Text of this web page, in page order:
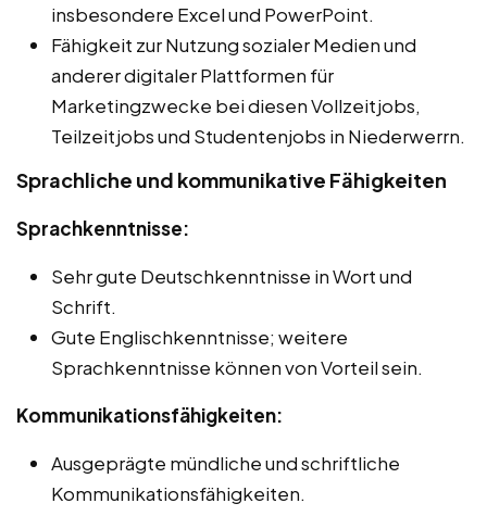
insbesondere Excel und PowerPoint.
Fähigkeit zur Nutzung sozialer Medien und
anderer digitaler Plattformen für
Marketingzwecke bei diesen Vollzeitjobs,
Teilzeitjobs und Studentenjobs in Niederwerrn.
Sprachliche und kommunikative Fähigkeiten
Sprachkenntnisse:
Sehr gute Deutschkenntnisse in Wort und
Schrift.
Gute Englischkenntnisse; weitere
Sprachkenntnisse können von Vorteil sein.
Kommunikationsfähigkeiten:
Ausgeprägte mündliche und schriftliche
Kommunikationsfähigkeiten.